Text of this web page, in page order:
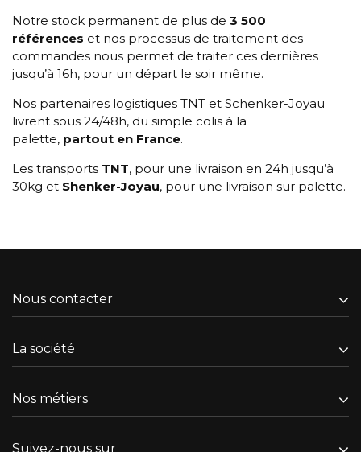
Notre stock permanent de plus de 3 500
références et nos processus de traitement des
commandes nous permet de traiter ces dernières
jusqu’à 16h, pour un départ le soir même.
Nos partenaires logistiques TNT et Schenker-Joyau
livrent sous 24/48h, du simple colis à la
palette, partout en France.
Les transports TNT, pour une livraison en 24h jusqu’à
30kg et Shenker-Joyau, pour une livraison sur palette.
Nous contacter
La société
Nos métiers
Suivez-nous sur